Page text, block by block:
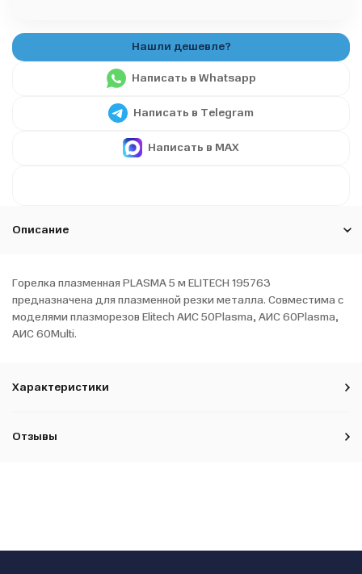
Написать в Whatsapp
Написать в Telegram
Написать в MAX
Описание
Горелка плазменная PLASMA 5 м ELITECH 195763
предназначена для плазменной резки металла. Совместима с
моделями плазморезов Elitech АИС 50Plasma, АИС 60Plasma,
АИС 60Multi.
Характеристики
Отзывы